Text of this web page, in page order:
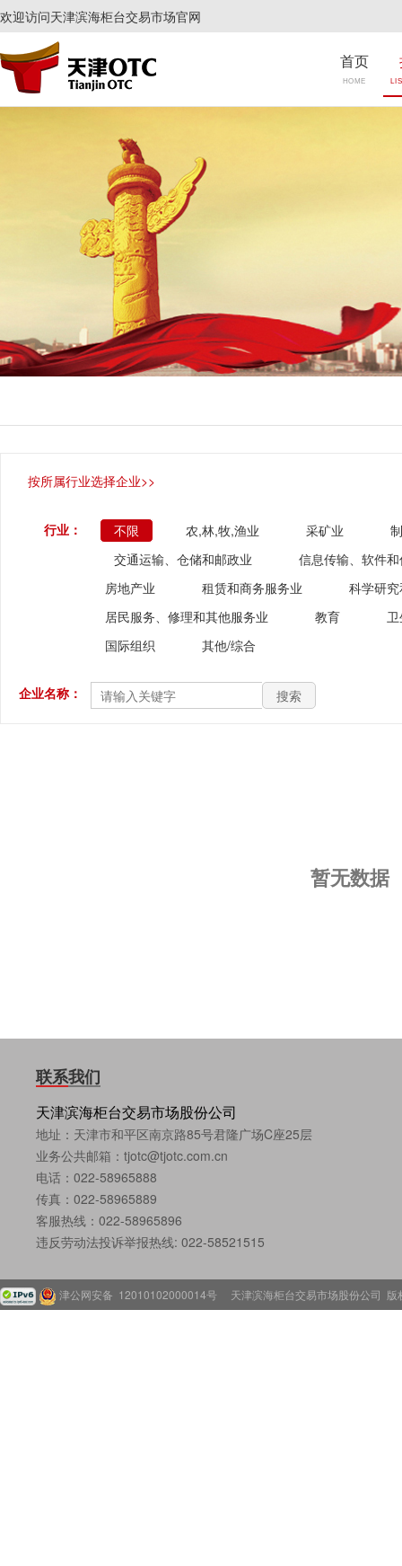
欢迎访问天津滨海柜台交易市场官网
首页
HOME
按所属行业选择企业>>
行业： 不限 农,林,牧,渔业 采矿业
交通运输、仓储和邮政业
信息传输、软件
房地产业
租赁和商务服务业
科学研
居民服务、修理和其他服务业
教育
国际组织
其他/综合
企业名称： 搜索
暂无数据
联系我们
天津滨海柜台交易市场股份公司
地址：天津市和平区南京路85号君隆广场C座25层
业务公共邮箱：tjotc@tjotc.com.cn
电话：022-58965888
传真：022-58965889
客服热线：022-58965896
违反劳动法投诉举报热线: 022-58521515
津公网安备 12010102000014号 天津滨海柜台交易市场股份公司